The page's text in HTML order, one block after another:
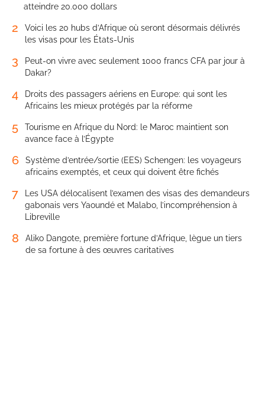
atteindre 20.000 dollars
2
Voici les 20 hubs d’Afrique où seront désormais délivrés
les visas pour les États-Unis
3
Peut-on vivre avec seulement 1000 francs CFA par jour à
Dakar?
4
Droits des passagers aériens en Europe: qui sont les
Africains les mieux protégés par la réforme
5
Tourisme en Afrique du Nord: le Maroc maintient son
avance face à l’Égypte
6
Système d’entrée/sortie (EES) Schengen: les voyageurs
africains exemptés, et ceux qui doivent être fichés
7
Les USA délocalisent l’examen des visas des demandeurs
gabonais vers Yaoundé et Malabo, l’incompréhension à
Libreville
8
Aliko Dangote, première fortune d’Afrique, lègue un tiers
de sa fortune à des œuvres caritatives